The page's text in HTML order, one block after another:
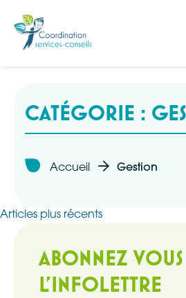
CATÉGORIE :
Accueil Gestion
Navigation
articles
Articles plus récents
ABONNEZ
L'INFOLETTRE